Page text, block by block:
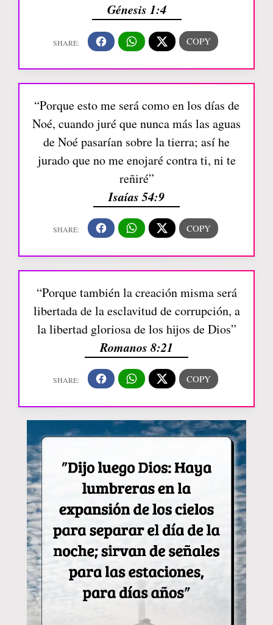
Génesis 1:4
“Porque esto me será como en los días de
Noé, cuando juré que nunca más las aguas
de Noé pasarían sobre la tierra; así he
jurado que no me enojaré contra ti, ni te
reñiré”
Isaías 54:9
“Porque también la creación misma será
libertada de la esclavitud de corrupción, a
la libertad gloriosa de los hijos de Dios”
Romanos 8:21